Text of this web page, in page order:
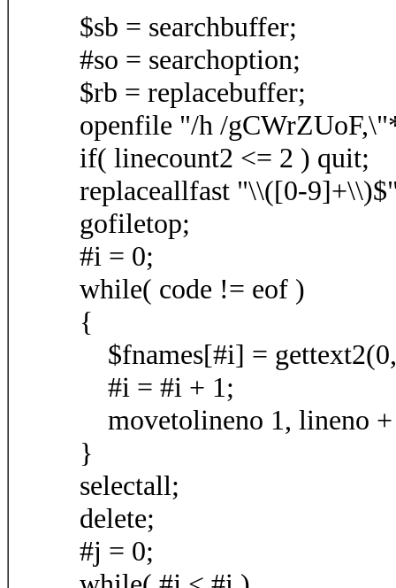
$sb = searchbuffer;
#so = searchoption;
$rb = replacebuffer;
openfile "/h /
if( linecount2 <= 2 ) quit;
replaceallfast "\\([0-
gofiletop;
#i = 0;
while( code != eof )
{
$fnames[#i] =
#i = #i + 1;
movetolineno 1, lineno
}
selectall;
delete;
#j = 0;